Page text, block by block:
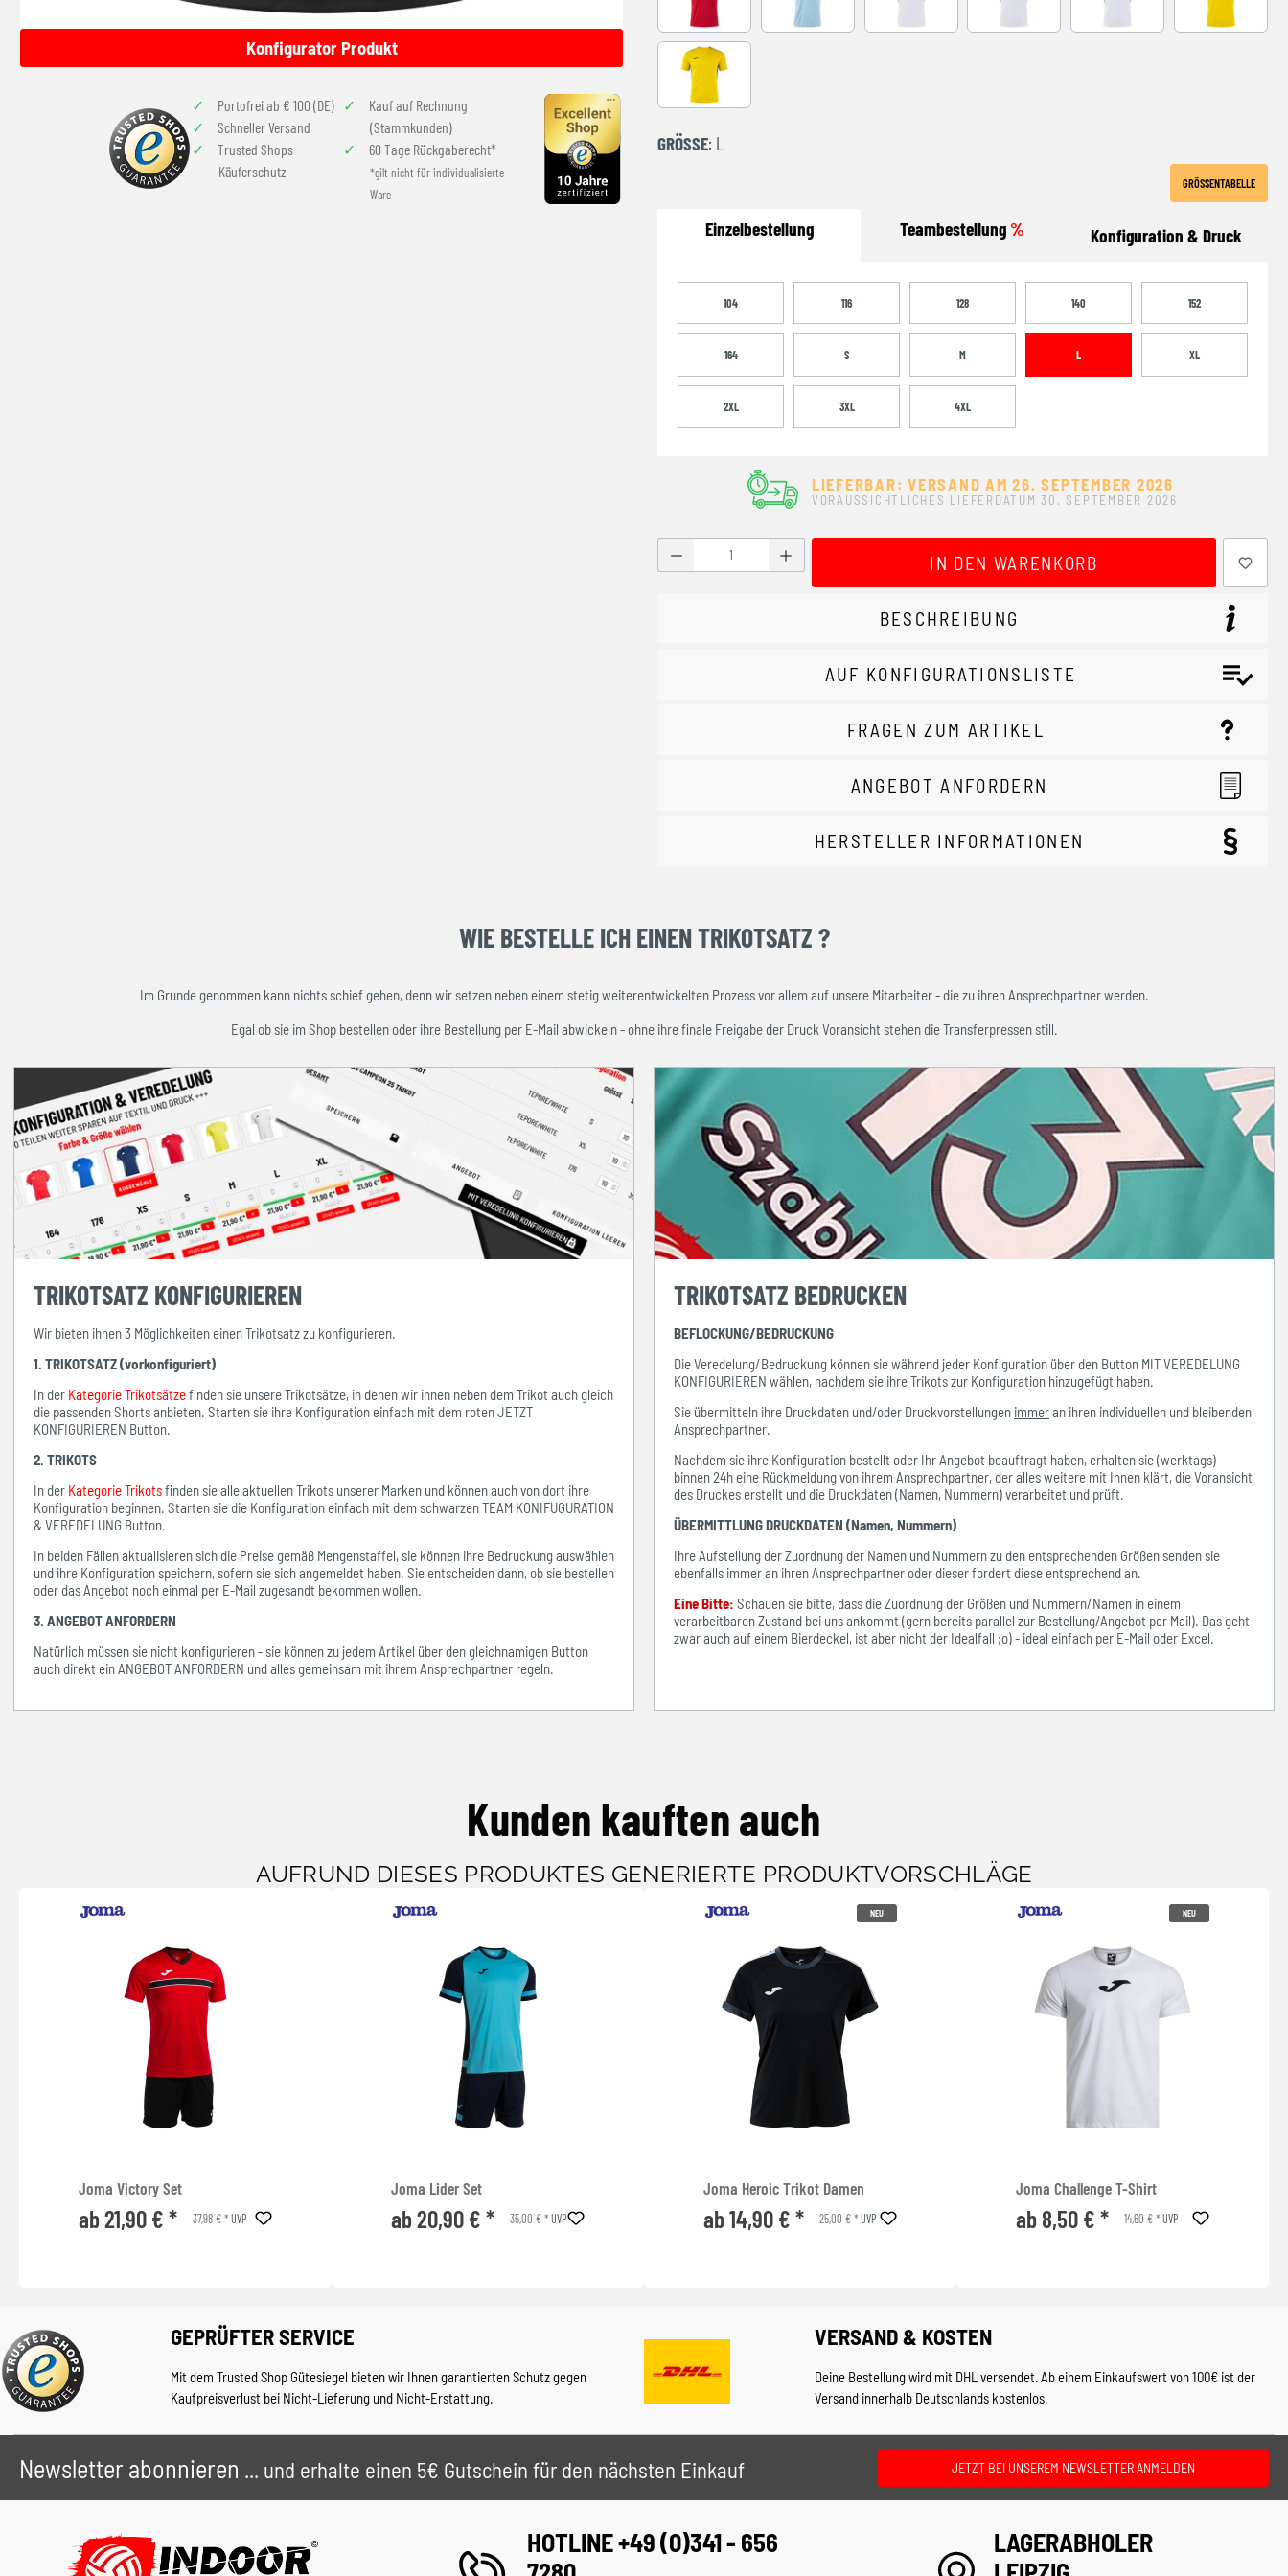
Konfigurator Produkt
Portofrei ab € 100 (DE)
Schneller Versand
Trusted Shops
Käuferschutz
Kauf auf Rechnung
(Stammkunden)
60 Tage Rückgaberecht*
*gilt nicht für individualisierte
Ware
RED-BLACK WHITE-RED WHITE-ROYAL WHITE-BLACK YELLOW-
YELLOW-ROYAL
GRÖSSE : L
GRÖSSENTABELLE
Einzelbestellung Teambestellung% Konfiguration & Druck
104 116 128 140 152
164 S M L XL
2XL 3XL 4XL
LIEFERBAR: VERSAND AM 26. SEPTEMBER 2026
VORAUSSICHTLICHES LIEFERDATUM 30. SEPTEMBER 2026
Produkt Anzahl: Gib den gewünschten Wert ein oder benutze die Schaltflächen
IN DEN WARENKORB
BESCHREIBUNG
AUF KONFIGURATIONSLISTE
FRAGEN ZUM ARTIKEL
ANGEBOT ANFORDERN
HERSTELLER INFORMATIONEN
WIE BESTELLE ICH EINEN TRIKOTSATZ ?
Im Grunde genommen kann nichts schief gehen, denn wir setzen neben einem stetig weiterentwickelten Prozess vor allem auf unsere Mitarbeiter - die zu ihren Ansprechpartner werden.
Egal ob sie im Shop bestellen oder ihre Bestellung per E-Mail abwickeln - ohne ihre finale Freigabe der Druck Voransicht stehen die Transferpressen still.
TRIKOTSATZ KONFIGURIEREN
Wir bieten ihnen 3 Möglichkeiten einen Trikotsatz zu konfigurieren.
1. TRIKOTSATZ (vorkonfiguriert)
In der Kategorie Trikotsätzefinden sie unsere Trikotsätze, in denen wir ihnen neben dem Trikot auch gleich
die passenden Shorts anbieten. Starten sie ihre Konfiguration einfach mit dem roten JETZT
KONFIGURIEREN Button.
2. TRIKOTS
In der Kategorie Trikotsfinden sie alle aktuellen Trikots unserer Marken und können auch von dort ihre
Konfiguration beginnen. Starten sie die Konfiguration einfach mit dem schwarzen TEAM KONIFUGURATION
& VEREDELUNG Button.
In beiden Fällen aktualisieren sich die Preise gemäß Mengenstaffel, sie können ihre Bedruckung auswählen
und ihre Konfiguration speichern, sofern sie sich angemeldet haben. Sie entscheiden dann, ob sie bestellen
oder das Angebot noch einmal per E-Mail zugesandt bekommen wollen.
3. ANGEBOT ANFORDERN
Natürlich müssen sie nicht konfigurieren - sie können zu jedem Artikel über den gleichnamigen Button
auch direkt ein ANGEBOT ANFORDERN und alles gemeinsam mit ihrem Ansprechpartner regeln.
TRIKOTSATZ BEDRUCKEN
BEFLOCKUNG/BEDRUCKUNG
Die Veredelung/Bedruckung können sie während jeder Konfiguration über den Button MIT VEREDELUNG
KONFIGURIEREN wählen, nachdem sie ihre Trikots zur Konfiguration hinzugefügt haben.
Sie übermitteln ihre Druckdaten und/oder Druckvorstellungen immeran ihren individuellen und bleibenden
Ansprechpartner.
Nachdem sie ihre Konfiguration bestellt oder Ihr Angebot beauftragt haben, erhalten sie (werktags)
binnen 24h eine Rückmeldung von ihrem Ansprechpartner, der alles weitere mit Ihnen klärt, die Voransicht
des Druckes erstellt und die Druckdaten (Namen, Nummern) verarbeitet und prüft.
ÜBERMITTLUNG DRUCKDATEN (Namen, Nummern)
Ihre Aufstellung der Zuordnung der Namen und Nummern zu den entsprechenden Größen senden sie
ebenfalls immer an ihren Ansprechpartner oder dieser fordert diese entsprechend an.
Eine Bitte: Schauen sie bitte, dass die Zuordnung der Größen und Nummern/Namen in einem
verarbeitbaren Zustand bei uns ankommt (gern bereits parallel zur Bestellung/Angebot per Mail). Das geht
zwar auch auf einem Bierdeckel, ist aber nicht der Idealfall ;o) - ideal einfach per E-Mail oder Excel.
Kunden kauften auch
AUFRUND DIESES PRODUKTES GENERIERTE PRODUKTVORSCHLÄGE
Joma Victory Set
ab 21,90 € * 37,98 € *UVP
Joma Lider Set
ab 20,90 € * 35,00 € *UVP
NEU
Joma Heroic Trikot Damen
ab 14,90 € * 25,00 € *UVP
NEU
Joma Challenge T-Shirt
ab 8,50 € * 14,60 € *UVP
GEPRÜFTER SERVICE
Mit dem Trusted Shop Gütesiegel bieten wir Ihnen garantierten Schutz gegen
Kaufpreisverlust bei Nicht-Lieferung und Nicht-Erstattung.
VERSAND & KOSTEN
Deine Bestellung wird mit DHL versendet. Ab einem Einkaufswert von 100€ ist der
Versand innerhalb Deutschlands kostenlos.
Newsletter abonnieren ... und erhalte einen 5€ Gutschein für den nächsten Einkauf JETZT BEI UNSEREM NEWSLETTER ANMELDEN
HOTLINE +49 (0)341 - 656
LAGERABHOLER